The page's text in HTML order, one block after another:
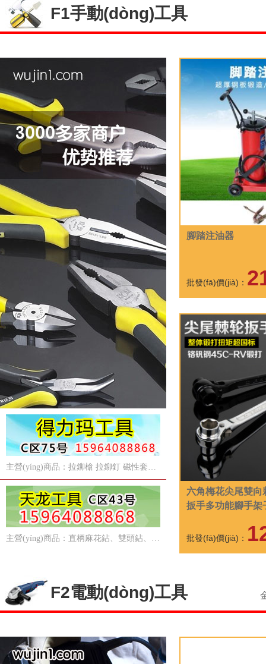
F1手動(dòng)工具
主營(yíng)商品：拉鉚槍 拉鉚釘 磁性套筒 雙十字披頭 鉆尾螺絲
主營(yíng)商品：直柄麻花鉆、雙頭鉆、等柄鉆、錐柄鉆、手用絲錐
腳踏注油器
批發(fā)價(jià)：
六角梅花尖尾雙向
扳手多功能腳手架
批發(fā)價(jià)：
F2電動(dòng)工具